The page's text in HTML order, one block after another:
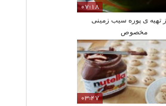
07:18
تهیه ی پوره سیب زمینی
مخصوص
03:47